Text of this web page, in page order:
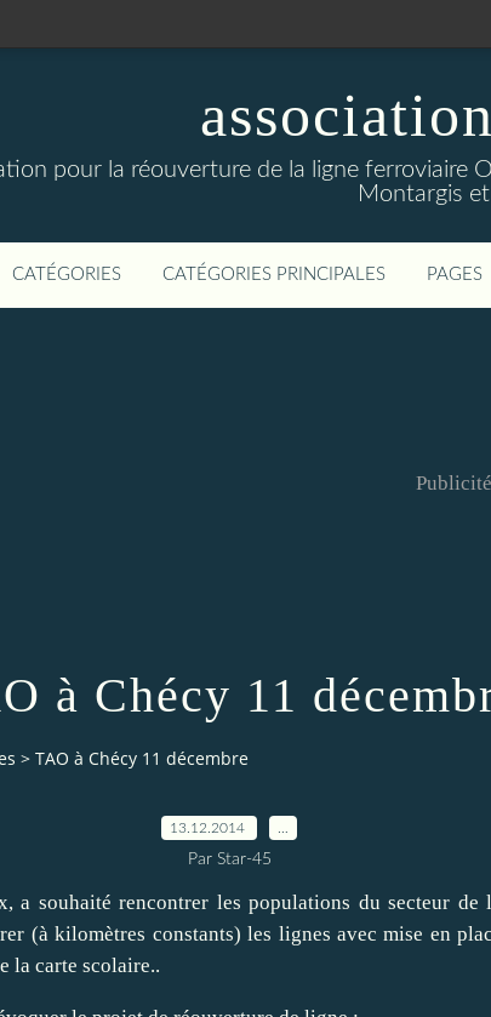
pour la réouverture de la ligne ferroviaire
Montargis
CATÉGORIES CATÉGORIES PRINCIPALES PAGES
Publicité
à Chécy 11
> TAO à Chécy 11 décembre
13.12.2014
Par Star-45
a souhaité rencontrer les populations du secteur
(à kilomètres constants) les lignes avec mise en
la carte scolaire..